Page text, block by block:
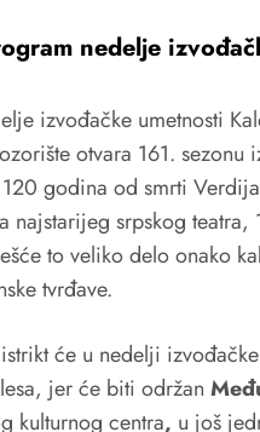
nedelje
izvođačke umetnosti
otvara 161. sezonu
godina od smrti
najstarijeg srpskog
to veliko delo onako
tvrđave.
će u nedelji
jer će biti održan
kulturnog centra, u još